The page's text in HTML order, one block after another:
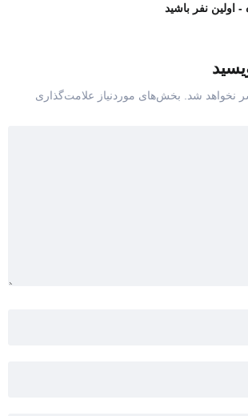
اولین نفر باشید
نخواهد شد.
بخش‌های موردنیاز علامت‌گذاری